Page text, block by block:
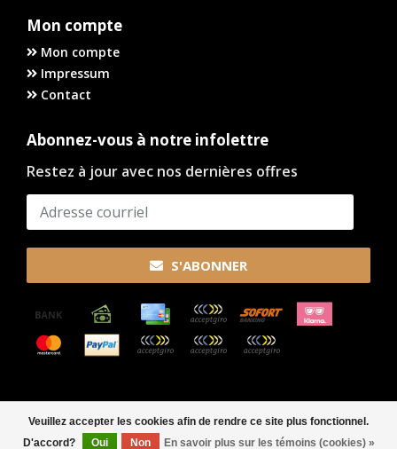
Veuillez accepter les cookies afin de rendre ce site plus fonctionnel.
D'accord?
Oui Non En savoir plus sur les témoins (cookies) »
Mon compte
Mon compte
Impressum
Contact
Abonnez-vous à notre infolettre
Restez à jour avec nos dernières offres
S'ABONNER
© Copyright 2026